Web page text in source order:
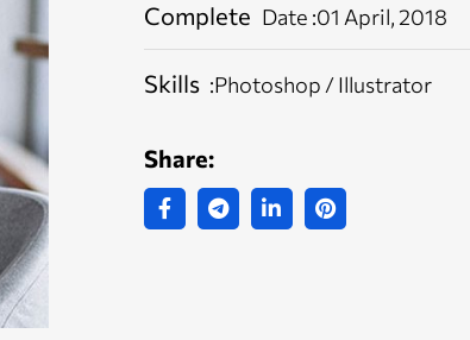
Complete Date :01 April, 2018
Skills :Photoshop / Illustrator
Share: